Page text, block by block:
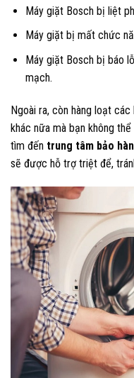
Máy giặt Bosch bị liệt
Máy giặt bị mất chức
Máy giặt Bosch bị báo
mạch.
Ngoài ra, còn hàng loạt
khác nữa mà bạn không
tìm đến trung tâm bảo
sẽ được hỗ trợ triệt để,